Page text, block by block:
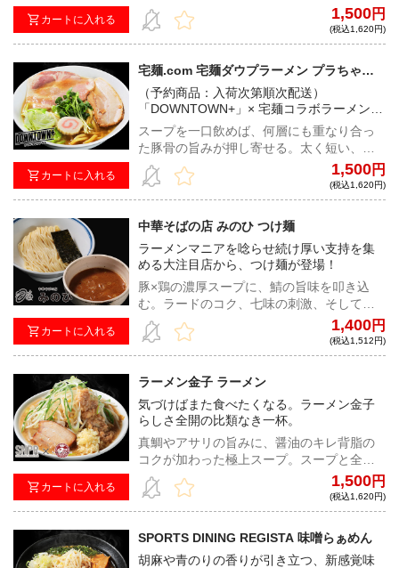
カートに入れる
ぢれ麺との相性も抜群で、日本人のDNAに
訴えかけるような、どこか懐かしくも、新
しい中華そば！※注文時に配送希望日をご
ただきました日程にて配送手続きをさせて
いただきます。発送完了メールに記載の配
送伝票番号を元に、ヤマト運輸へお問い合
わせいただきますと、ヤマト運輸保管期間
内での配送日をご変更いただけます。※予
約販売商品と他の商品を同時に購入された
場合、まとめて発送されるため、予約販売
1,500円
(税込1,620円)
カートに入れる
宅麺.com 宅麺ダウプラーメン プラちゃん
（豚骨魚介）（予約商品：入荷次第順次配
送）
（予約商品：入荷次第順次配送）
「DOWNTOWN+」× 宅麺コラボラーメン！
松本人志氏とダイアン・津田篤宏氏が作り
上げた究極の味をご賞味あれ！
スープを一口飲めば、何層にも重なり合っ
た豚骨の旨みが押し寄せる。太く短い、ツ
ルコシストレート麺が適度にスープをすく
い、小麦の豊かな香りと合わさり、鼻腔を
駆け抜ける、完成度抜群の一杯！※注文時
も、ご案内させていただきました日程にて
配送手続きをさせていただきます。発送完
了メールに記載の配送伝票番号を元に、ヤ
マト運輸へお問い合わせいただきますと、
ヤマト運輸保管期間内での配送日をご変更
いただけます。※予約販売商品と他の商品
を同時に購入された場合、まとめて発送さ
1,500円
(税込1,620円)
カートに入れる
中華そばの店 みのひ つけ麺
ラーメンマニアを唸らせ続け厚い支持を集
める大注目店から、つけ麺が登場！
豚×鶏の濃厚スープに、鯖の旨味を叩き込
む。ラードのコク、七味の刺激、そしてほ
んのり効かせた酢。みのひでしか味わえな
い攻めの一杯！
1,400円
(税込1,512円)
カートに入れる
ラーメン金子 ラーメン
気づけばまた食べたくなる。ラーメン金子
らしさ全開の比類なき一杯。
真鯛やアサリの旨みに、醤油のキレ背脂の
コクが加わった極上スープ。スープと全粒
粉入りのワシワシ縮れ麺が絡み合い、味・
ボリュームともに大満足必至！
1,500円
(税込1,620円)
SPORTS DINING REGISTA 味噌らぁめん
胡麻や青のりの香りが引き立つ、新感覚味